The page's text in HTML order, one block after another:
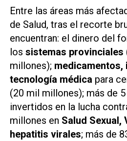
Entre las áreas más
de Salud, tras el recorte
encuentran: el dinero del
los sistemas provinciales
millones); medicamentos,
tecnología médica para
(20 mil millones); más de
invertidos en la lucha
millones en Salud Sexual,
hepatitis virales; más de